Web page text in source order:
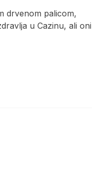
drvenom palicom,
u Cazinu, ali oni